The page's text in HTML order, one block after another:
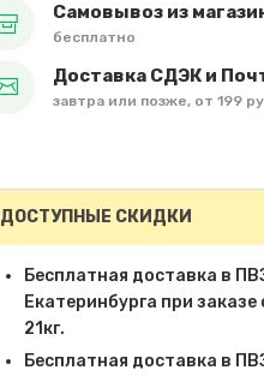
Самовывоз из
бесплатно
Доставка СДЭК и
завтра или позже, от 199
ДОСТУПНЫЕ СКИДКИ
Бесплатная доставка в
Екатеринбурга при
21кг.
Бесплатная доставка в